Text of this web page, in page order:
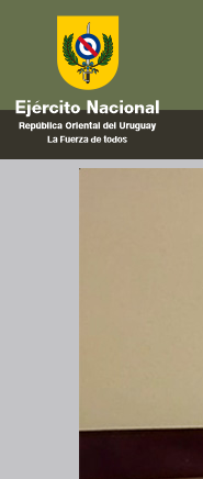
playa
El